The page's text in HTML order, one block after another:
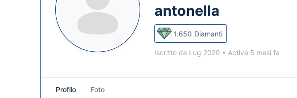
antonella
1.650 Diamanti
Iscritto da Lug 2020 • Active 5 mesi fa
Profilo Foto